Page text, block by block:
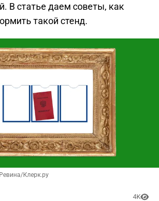
В статье даем советы, как
такой стенд.
Клерк.ру
4K